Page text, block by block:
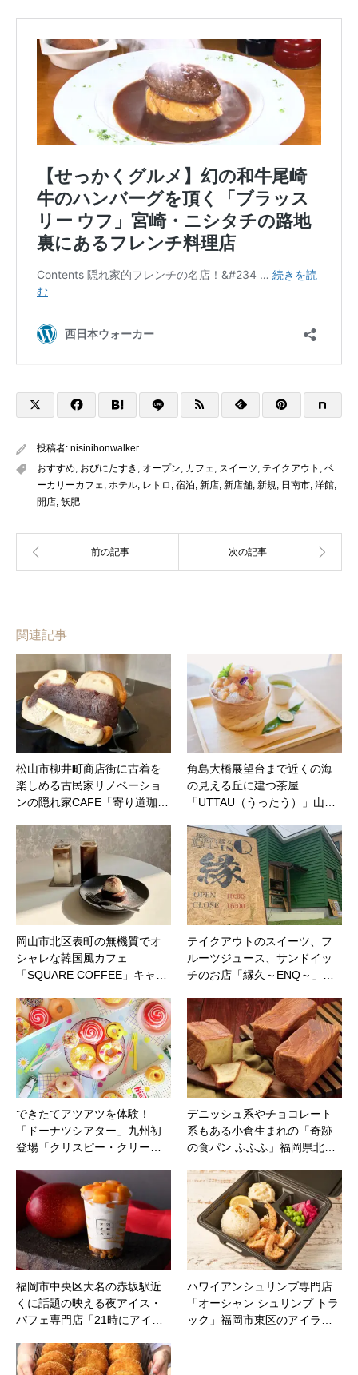
投稿者: nisinihonwalker
おすすめ おびにたすき オープン カフェ スイーツ テイクアウト
ベ
ーカリーカフェ
ホテル レトロ 宿泊 新店 新店舗 新規 日南市 洋館
開店 飫肥
関連記事
松山市柳井町商店街に古着を
楽しめる古民家リノベーショ
ンの隠れ家CAFE「寄り道珈…
角島大橋展望台まで近くの海
の見える丘に建つ茶屋
「UTTAU（うったう）」山…
岡山市北区表町の無機質でオ
シャレな韓国風カフェ
「SQUARE COFFEE」キャ…
テイクアウトのスイーツ、フ
ルーツジュース、サンドイッ
チのお店「縁久～ENQ～」…
できたてアツアツを体験！
「ドーナツシアター」九州初
登場「クリスピー・クリー…
デニッシュ系やチョコレート
系もある小倉生まれの「奇跡
の食パン ふふふ」福岡県北…
福岡市中央区大名の赤坂駅近
くに話題の映える夜アイス・
パフェ専門店「21時にアイ…
ハワイアンシュリンプ専門店
「オーシャン シュリンプ トラ
ック」福岡市東区のアイラ…